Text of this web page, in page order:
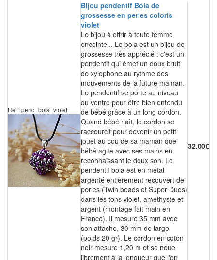
Ref : pend_bola_violet
Bijou pendentif Bola de
grossesse en perles coloris
violet
Le bijou à offrir à toute femme
enceinte... Le bola est un bijou de
grossesse très apprécié : c'est un
pendentif qui émet un doux bruit
de xylophone au rythme des
mouvements de la future maman.
Le pendentif se porte au niveau
du ventre pour être bien entendu
de bébé grâce à un long cordon.
Quand bébé naît, le cordon se
raccourcit pour devenir un petit
jouet au cou de sa maman que
bébé agite avec ses mains en
reconnaissant le doux son. Le
pendentif bola est en métal
argenté entièrement recouvert de
perles (Twin beads et Super Duos)
dans les tons violet, améthyste et
argent (montage fait main en
France). Il mesure 35 mm avec
son attache, 30 mm de large
(poids 20 gr). Le cordon en coton
noir mesure 1,20 m et se noue
librement à la longueur que l'on
32.00€